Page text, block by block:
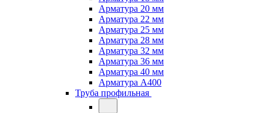
Арматура 20 мм
Арматура 22 мм
Арматура 25 мм
Арматура 28 мм
Арматура 32 мм
Арматура 36 мм
Арматура 40 мм
Арматура А400
Труба профильная